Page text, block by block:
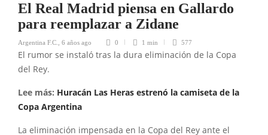
El Real Madrid piensa en Gallardo
para reemplazar a Zidane
Argentina F.C. 6 años ago 0 1 min 577
El rumor se instaló tras la dura eliminación de la Copa
del Rey.
Lee más: Huracán Las Heras estrenó la camiseta de la
Copa Argentina
La eliminación impensada en la Copa del Rey ante el